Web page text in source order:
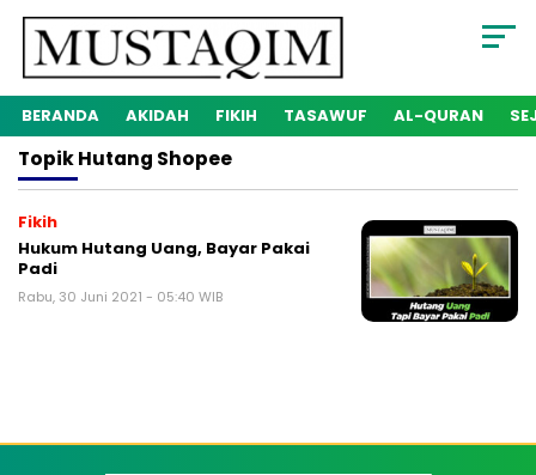
BERANDA AKIDAH FIKIH TASAWUF AL-QURAN
TopikHutang Shopee
Fikih
Hukum Hutang Uang, Bayar Pakai
Padi
Rabu, 30 Juni 2021 - 05:40 WIB